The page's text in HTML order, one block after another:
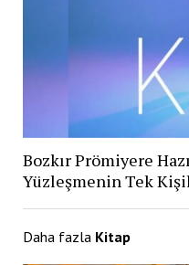
Bozkır Prömiyere
Yüzleşmenin Tek
Daha fazla Kitap